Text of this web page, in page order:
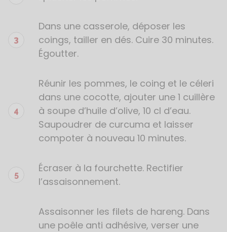
Dans une casserole, déposer les
coings, tailler en dés. Cuire 30 minutes.
Égoutter.
Réunir les pommes, le coing et le céleri
dans une cocotte, ajouter une 1 cuillère
à soupe d’huile d’olive, 10 cl d’eau.
Saupoudrer de curcuma et laisser
compoter à nouveau 10 minutes.
Écraser à la fourchette. Rectifier
l’assaisonnement.
Assaisonner les filets de hareng. Dans
une poêle anti adhésive, verser une